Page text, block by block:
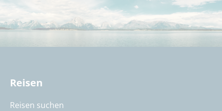
Reisen
Reisen suchen